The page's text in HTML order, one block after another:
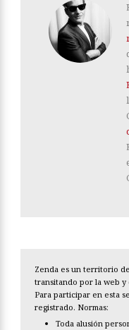
Zenda es un territorio
transitando por la web
Para participar en esta
registrado. Normas:
Toda alusión